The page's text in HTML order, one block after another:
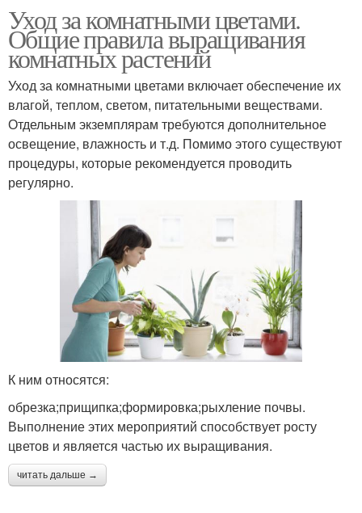
Уход за комнатными цветами.
Общие правила выращивания
комнатных растений
Уход за комнатными цветами включает обеспечение их
влагой, теплом, светом, питательными веществами.
Отдельным экземплярам требуются дополнительное
освещение, влажность и т.д. Помимо этого существуют
процедуры, которые рекомендуется проводить
регулярно.
К ним относятся:
обрезка;прищипка;формировка;рыхление почвы.
Выполнение этих мероприятий способствует росту
цветов и является частью их выращивания.
читать дальше →